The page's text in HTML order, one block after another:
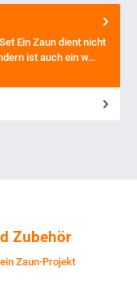
Ein Zaun dient nicht
ist auch ein w…
Zubehör
Zaun-Projekt